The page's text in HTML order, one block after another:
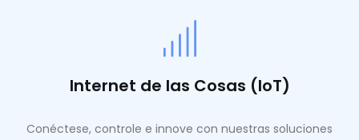
Internet de las Cosas (IoT)
Conéctese, controle e innove con nuestras soluciones